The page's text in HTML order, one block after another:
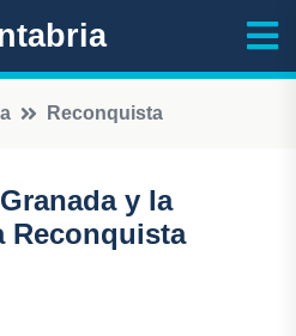
Reconquista
y la
Reconquista